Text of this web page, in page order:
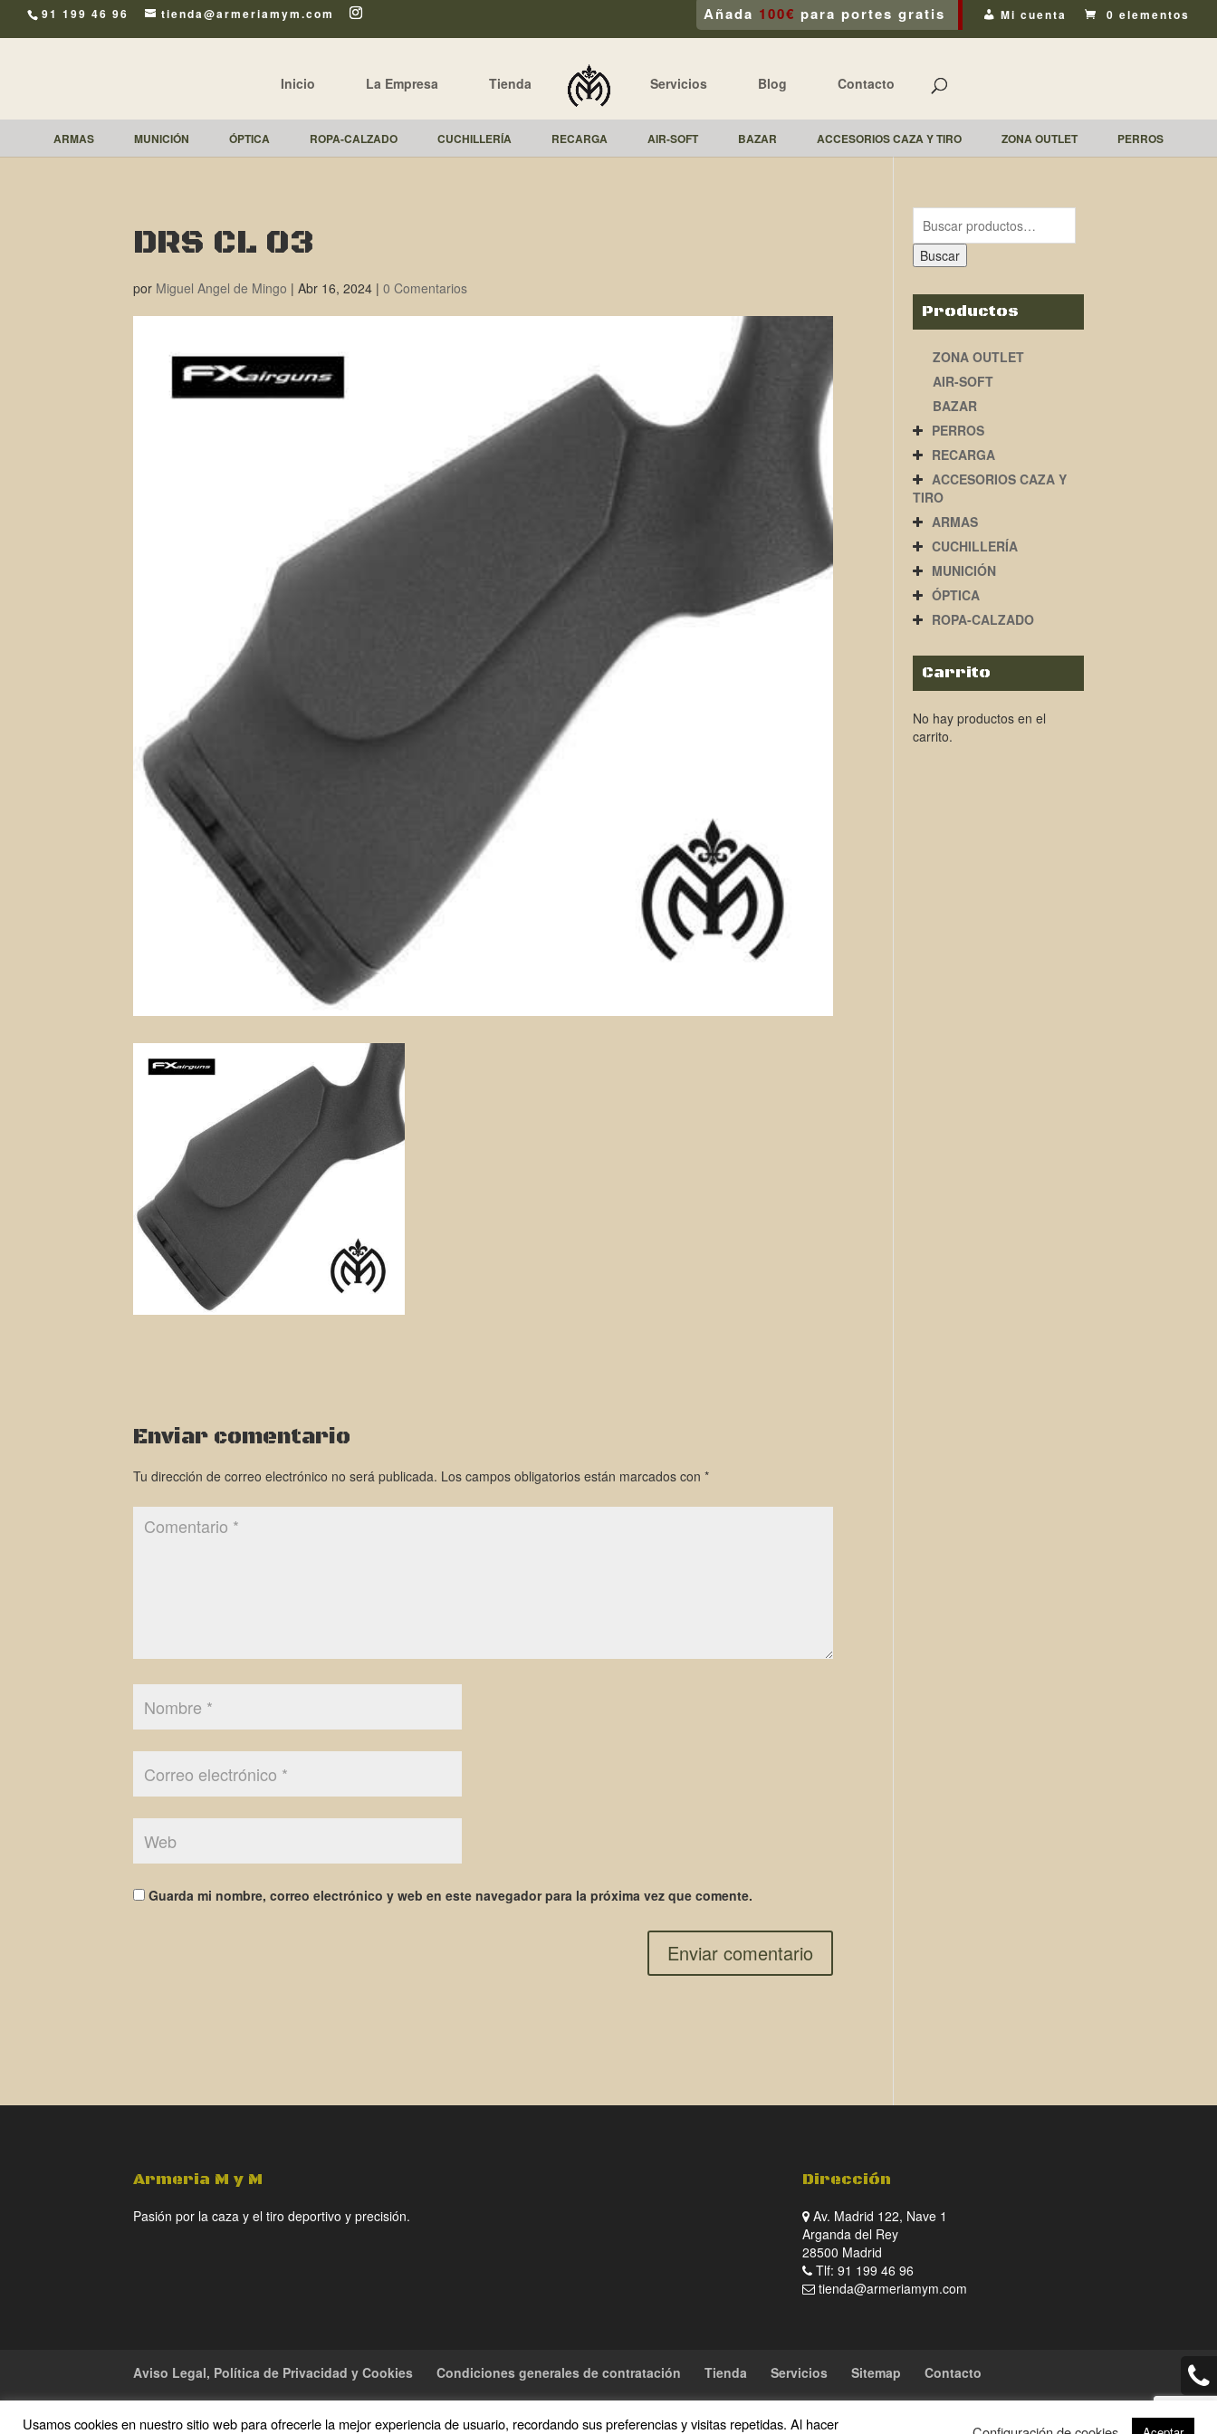
91 199 46 96 tienda@armeriamym.com Añada 100€ para portes gratis Mi cuenta 0 elementos
Inicio La Empresa Tienda Servicios Blog Contacto
ARMAS MUNICIÓN ÓPTICA ROPA-CALZADO CUCHILLERÍA RECARGA AIR-SOFT BAZAR ACCESORIOS CAZA Y TIRO ZONA OUTLET PERROS
DRS CL 03
por Miguel Angel de Mingo | Abr 16, 2024 | 0 Comentarios
Enviar comentario
Tu dirección de correo electrónico no será publicada. Los campos obligatorios están marcados con *
Guarda mi nombre, correo electrónico y web en este navegador para la próxima vez que comente.
Buscar
Productos
ZONA OUTLET
AIR-SOFT
BAZAR
PERROS
RECARGA
ACCESORIOS CAZA Y
TIRO
ARMAS
CUCHILLERÍA
MUNICIÓN
ÓPTICA
ROPA-CALZADO
Carrito
No hay productos en el
carrito.
Armeria M y M
Pasión por la caza y el tiro deportivo y precisión.
Dirección
Av. Madrid 122, Nave 1
Arganda del Rey
28500 Madrid
Tlf: 91 199 46 96
tienda@armeriamym.com
Aviso Legal, Política de Privacidad y Cookies Condiciones generales de contratación Tienda Servicios Sitemap Contacto
Copyright · 2016 Armeria M y M · Todos los derechos reservados
Usamos cookies en nuestro sitio web para ofrecerle la mejor experiencia de usuario, recordando sus preferencias y visitas repetidas. Al hacer